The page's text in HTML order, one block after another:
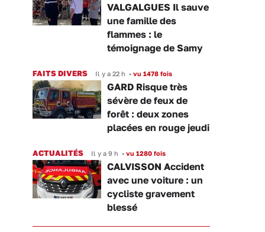
VALGALGUES Il sauve
une famille des
flammes : le
témoignage de Samy
FAITS DIVERS Il y a 22 h • vu 1478 fois
GARD Risque très
sévère de feux de
forêt : deux zones
placées en rouge jeudi
ACTUALITÉS Il y a 9 h • vu 1280 fois
CALVISSON Accident
avec une voiture : un
cycliste gravement
blessé